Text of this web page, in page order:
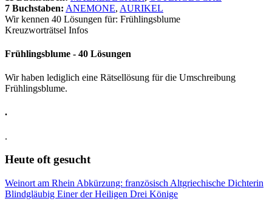
7 Buchstaben: ANEMONE, AURIKEL
Wir kennen 40 Lösungen für: Frühlingsblume
Kreuzworträtsel Infos
Frühlingsblume - 40 Lösungen
Wir haben lediglich eine Rätsellösung für die Umschreibung
Frühlingsblume.
.
.
Heute oft gesucht
Weinort am Rhein Abkürzung: französisch Altgriechische Dichterin
Blindgläubig Einer der Heiligen Drei Könige